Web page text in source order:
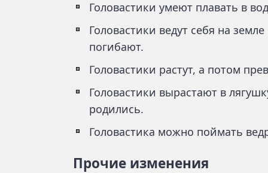
Головастики умеют плавать в
Головастики ведут себя на
погибают.
Головастики растут, а потом
Головастики вырастают в
родились.
Головастика можно поймать
Прочие изменения